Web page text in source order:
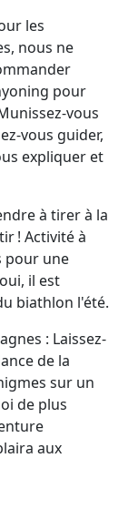
les
nous ne
pour
vous
vous guider,
expliquer et
à tirer à la
! Activité à
pour une
il est
biathlon l'été.
: Laissez-
de la
sur un
de plus
aux